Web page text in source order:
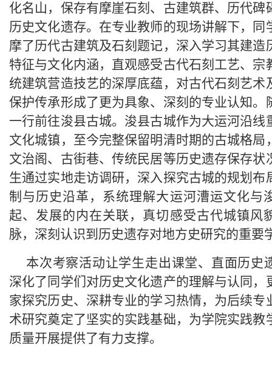
化名山，保存有摩崖石刻、古建筑群、历代碑
历史文化遗存。在专业教师的现场讲解下，同
摩了历代古建筑及石刻题记，深入学习其建造
特征与文化内涵，直观感受古代石刻工艺、宗
统建筑营造技艺的深厚底蕴，对古代石刻艺术
保护传承形成了更为具象、深刻的专业认知。
一行前往浚县古城。浚县古城作为大运河沿线
文化城镇，至今完整保留明清时期的古城格局
文治阁、古街巷、传统民居等历史遗存保存状
生通过实地走访调研，深入探究古城的规划布
制与历史沿革，系统理解大运河漕运文化与
起、发展的内在关联，真切感受古代城镇风
脉，深刻认识到历史遗存对地方史研究的重要
本次考察活动让学生走出课堂、直面历史
深化了同学们对历史文化遗产的理解与认同，
家探究历史、深耕专业的学习热情，为后续专
术研究奠定了坚实的实践基础，为学院实践教
质量开展提供了有力支撑。